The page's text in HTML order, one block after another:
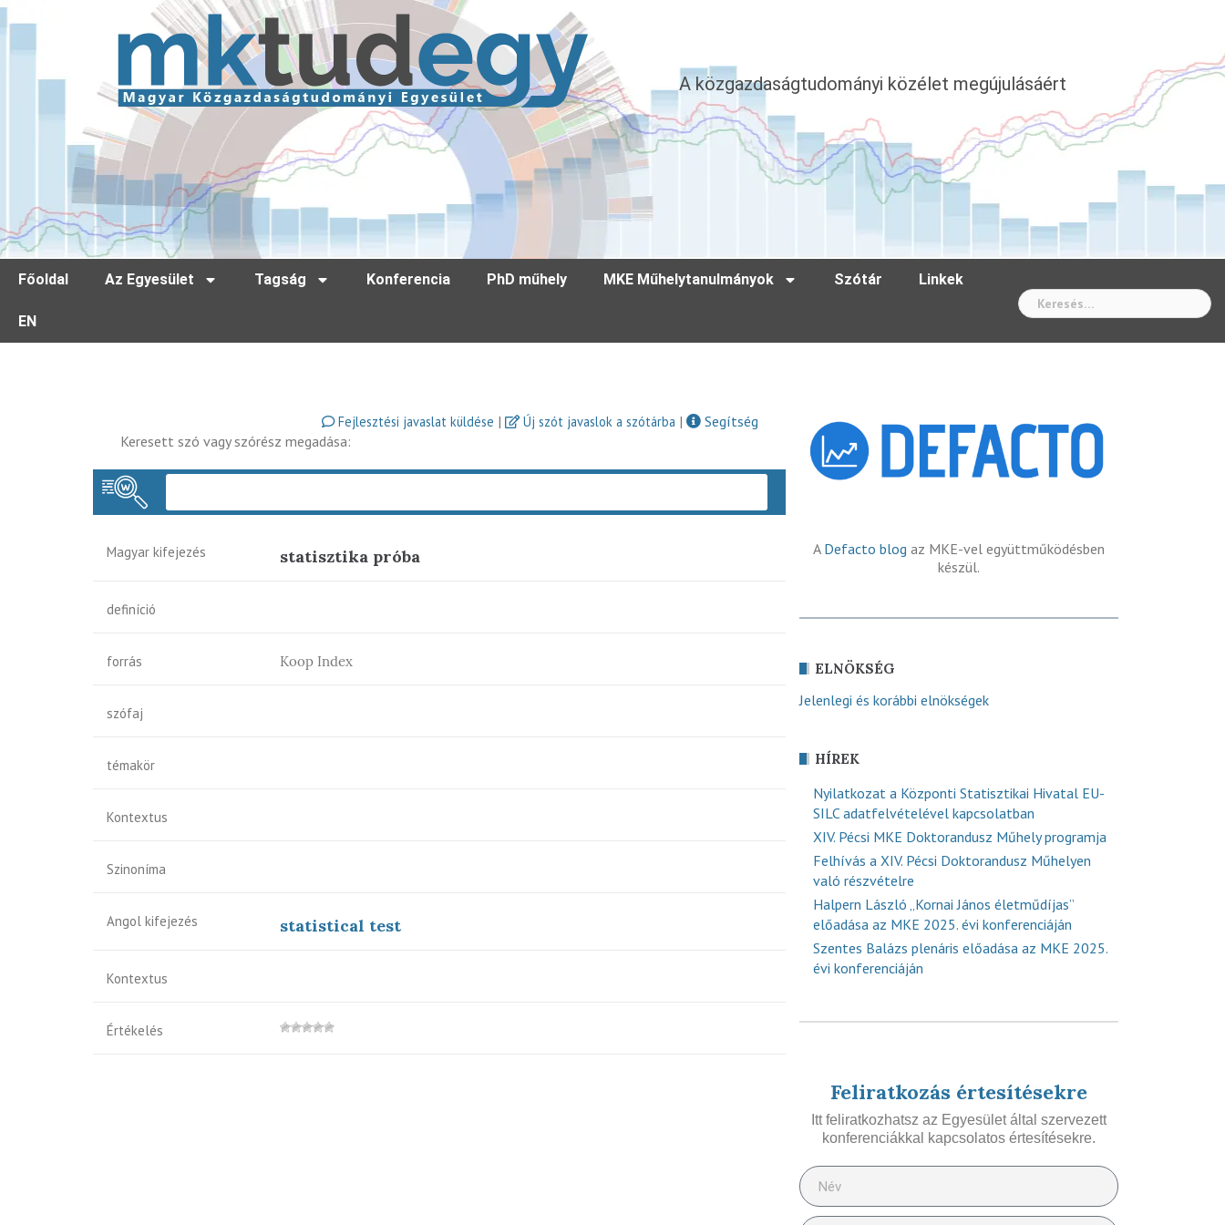
A közgazdaságtudományi közélet megújulásáért
Főoldal Az Egyesület Tagság Konferencia PhD műhely MKE Műhelytanulmányok Szótár Linkek
EN
Fejlesztési javaslat küldése | Új szót javaslok a szótárba |
Segítség
Keresett szó vagy szórész megadása:
Magyar kifejezés statisztika próba
definíció
forrás Koop Index
szófaj
témakör
Kontextus
Szinoníma
Angol kifejezés statistical test
Kontextus
Értékelés
A Defacto blog az MKE-vel együttműködésben
készül.
ELNÖKSÉG
Jelenlegi és korábbi elnökségek
HÍREK
Nyilatkozat a Központi Statisztikai Hivatal EU-
SILC adatfelvételével kapcsolatban
XIV. Pécsi MKE Doktorandusz Műhely programja
Felhívás a XIV. Pécsi Doktorandusz Műhelyen
való részvételre
Halpern László „Kornai János életműdíjas”
előadása az MKE 2025. évi konferenciáján
Szentes Balázs plenáris előadása az MKE 2025.
évi konferenciáján
Feliratkozás értesítésekre
Itt feliratkozhatsz az Egyesület által szervezett
konferenciákkal kapcsolatos értesítésekre.